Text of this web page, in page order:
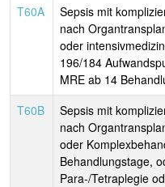
T60A
Sepsis mit
nach
oder
196/184
MRE ab 14
T60B
Sepsis mit
nach
oder
Behandlungstage,
Para-/Tetraplegie